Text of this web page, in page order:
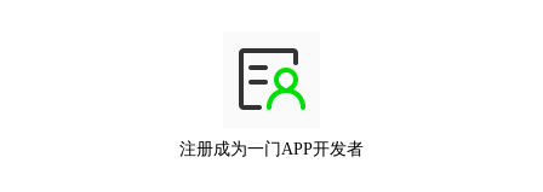
注册成为一门APP开发者